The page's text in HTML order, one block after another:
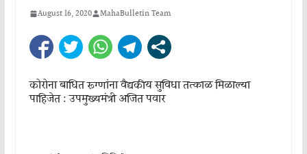
August 16, 2020 MahaBulletin Team
कोरोना बाधित रूग्णांना वैद्यकीय सुविधा तत्काळ मिळाल्या
पाहिजेत : उपमुख्यमंत्री अजित पवार